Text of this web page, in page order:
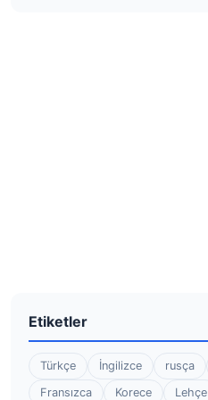
Etiketler
Türkçe İngilizce rusça
Fransızca
Korece Lehçe